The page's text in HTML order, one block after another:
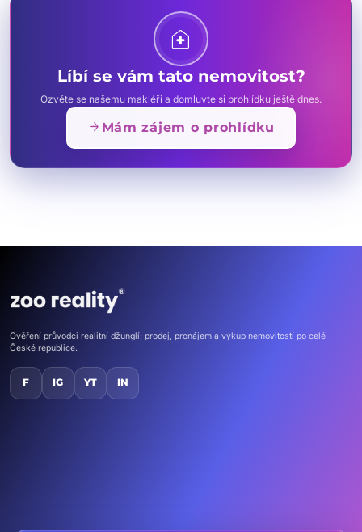
home_health
Líbí se vám tato nemovitost?
Ozvěte se našemu makléři a domluvte si prohlídku ještě dnes.
arrow_forward Mám zájem o prohlídku
Ověření průvodci realitní džunglí: prodej, pronájem a výkup nemovitostí po celé
České republice.
F IG YT IN